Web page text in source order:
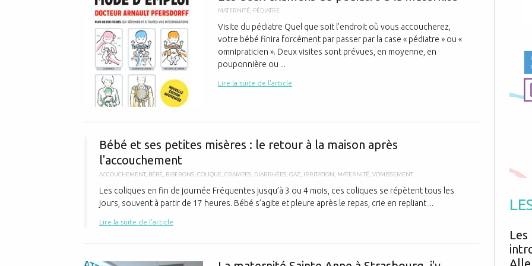
Asthme
Cardio vasculaire
Chirurgie
Comportement
Développement
Génétique
Grossesse
Handicap
Neurologie
MATERNITÉ PÉDIATRE
Visite du pédiatre Quel que soit l’endroit où vous accoucherez,
votre bébé finira forcément par passer par la case « pédiatre » ou «
omnipraticien ». Deux visites sont prévues, en moyenne, en
pouponnière ou ...
Lire la suite de l'article
Bébé et ses petites misères : le retour à la maison après
l'accouchement
ACCOUCHEMENT, BÉBÉ, BIBERONS, COLIQUE, CRAMPES, DIARRHÉES, GAZ, IRRITATION, MATERNITÉ, VOMISSEMENT
Les coliques en fin de journée Fréquentes jusqu’à 3 ou 4 mois, ces coliques se répètent tous les
jours, souvent à partir de 17 heures. Bébé s’agite et pleure après le repas, crie en repliant ...
Lire la suite de l'article
Bébé et
La